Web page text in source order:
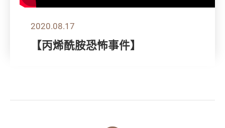
2020.08.17
【丙烯酰胺恐怖事件】